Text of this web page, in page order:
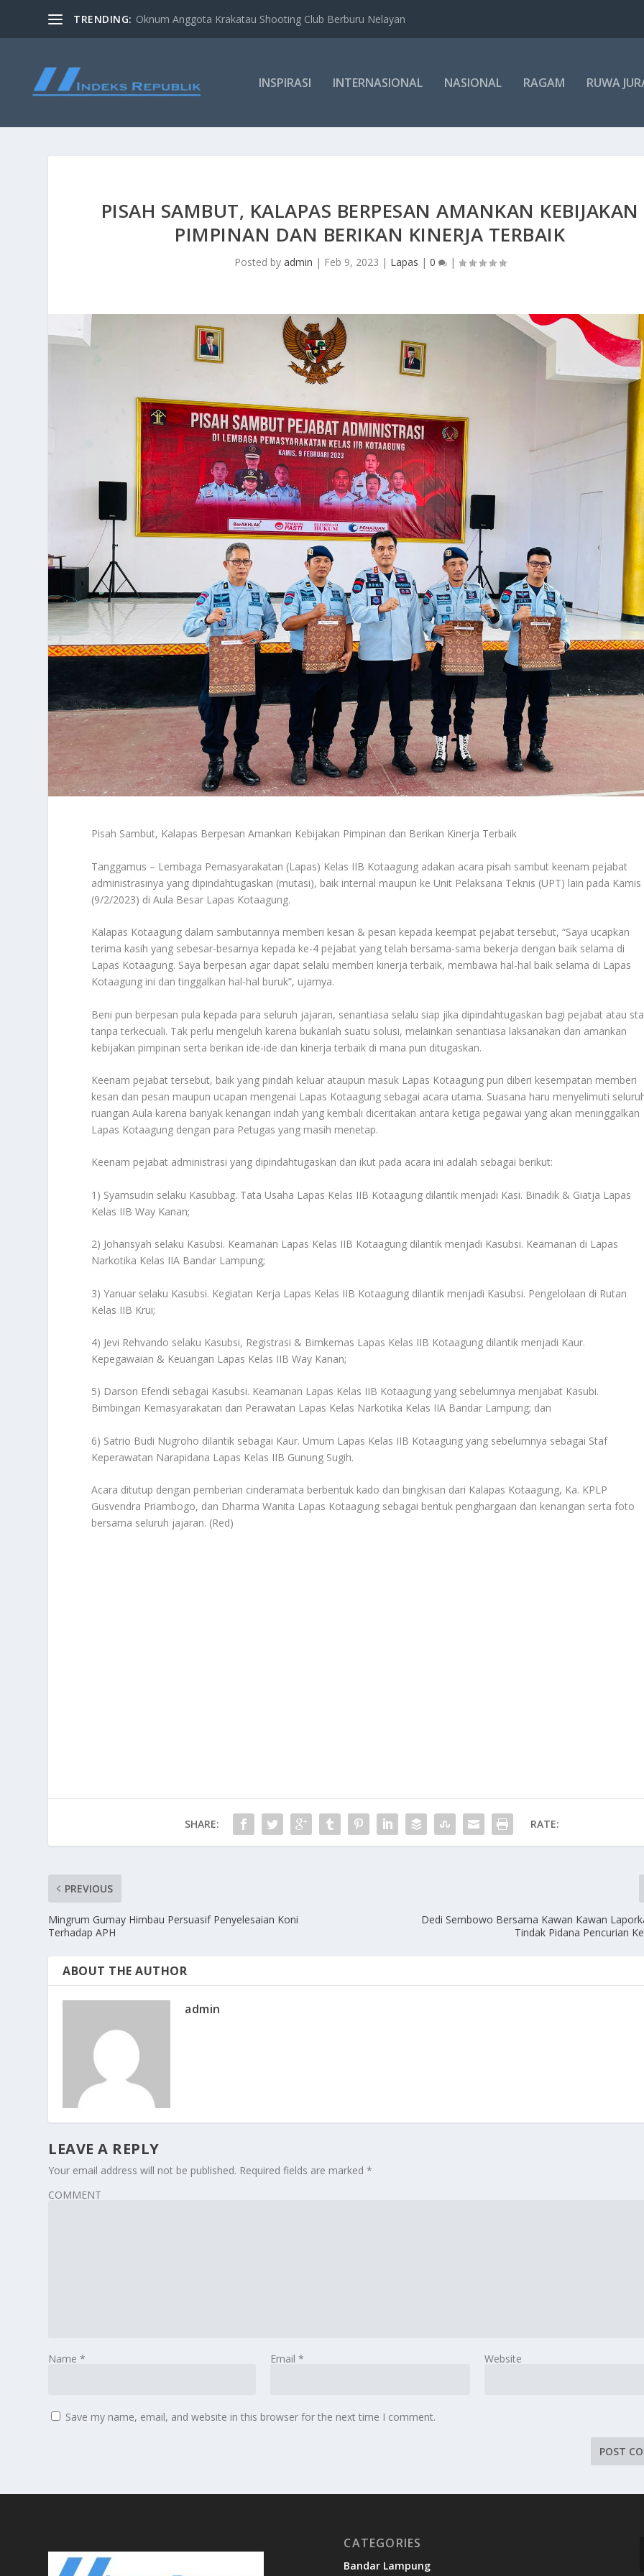
TRENDING: Oknum Anggota Krakatau Shooting Club Berburu Nelayan
INSPIRASI INTERNASIONAL NASIONAL RAGAM RUWA
PISAH SAMBUT, KALAPAS BERPESAN AMANKAN KEBIJAKAN
PIMPINAN DAN BERIKAN KINERJA TERBAIK
Posted by admin | Feb 9, 2023 | Lapas | 0 |
Pisah Sambut, Kalapas Berpesan Amankan Kebijakan Pimpinan dan Berikan Kinerja Terbaik
Tanggamus – Lembaga Pemasyarakatan (Lapas) Kelas IIB Kotaagung adakan acara pisah sambut keenam pejabat
administrasinya yang dipindahtugaskan (mutasi), baik internal maupun ke Unit Pelaksana Teknis (UPT) lain pada Kamis
(9/2/2023) di Aula Besar Lapas Kotaagung.
Kalapas Kotaagung dalam sambutannya memberi kesan & pesan kepada keempat pejabat tersebut, “Saya ucapkan
terima kasih yang sebesar-besarnya kepada ke-4 pejabat yang telah bersama-sama bekerja dengan baik selama di
Lapas Kotaagung. Saya berpesan agar dapat selalu memberi kinerja terbaik, membawa hal-hal baik selama di Lapas
Kotaagung ini dan tinggalkan hal-hal buruk”, ujarnya.
Beni pun berpesan pula kepada para seluruh jajaran, senantiasa selalu siap jika dipindahtugaskan bagi pejabat atau
tanpa terkecuali. Tak perlu mengeluh karena bukanlah suatu solusi, melainkan senantiasa laksanakan dan amankan
kebijakan pimpinan serta berikan ide-ide dan kinerja terbaik di mana pun ditugaskan.
Keenam pejabat tersebut, baik yang pindah keluar ataupun masuk Lapas Kotaagung pun diberi kesempatan memberi
kesan dan pesan maupun ucapan mengenai Lapas Kotaagung sebagai acara utama. Suasana haru menyelimuti
ruangan Aula karena banyak kenangan indah yang kembali diceritakan antara ketiga pegawai yang akan meninggalkan
Lapas Kotaagung dengan para Petugas yang masih menetap.
Keenam pejabat administrasi yang dipindahtugaskan dan ikut pada acara ini adalah sebagai berikut:
1) Syamsudin selaku Kasubbag. Tata Usaha Lapas Kelas IIB Kotaagung dilantik menjadi Kasi. Binadik & Giatja Lapas
Kelas IIB Way Kanan;
2) Johansyah selaku Kasubsi. Keamanan Lapas Kelas IIB Kotaagung dilantik menjadi Kasubsi. Keamanan di Lapas
Narkotika Kelas IIA Bandar Lampung;
3) Yanuar selaku Kasubsi. Kegiatan Kerja Lapas Kelas IIB Kotaagung dilantik menjadi Kasubsi. Pengelolaan di Rutan
Kelas IIB Krui;
4) Jevi Rehvando selaku Kasubsi, Registrasi & Bimkemas Lapas Kelas IIB Kotaagung dilantik menjadi Kaur.
Kepegawaian & Keuangan Lapas Kelas IIB Way Kanan;
5) Darson Efendi sebagai Kasubsi. Keamanan Lapas Kelas IIB Kotaagung yang sebelumnya menjabat Kasubi.
Bimbingan Kemasyarakatan dan Perawatan Lapas Kelas Narkotika Kelas IIA Bandar Lampung; dan
6) Satrio Budi Nugroho dilantik sebagai Kaur. Umum Lapas Kelas IIB Kotaagung yang sebelumnya sebagai Staf
Keperawatan Narapidana Lapas Kelas IIB Gunung Sugih.
Acara ditutup dengan pemberian cinderamata berbentuk kado dan bingkisan dari Kalapas Kotaagung, Ka. KPLP
Gusvendra Priambogo, dan Dharma Wanita Lapas Kotaagung sebagai bentuk penghargaan dan kenangan serta foto
bersama seluruh jajaran. (Red)
SHARE: RATE:
PREVIOUS
Mingrum Gumay Himbau Persuasif Penyelesaian Koni
Terhadap APH
Dedi Sembowo Bersama Kawan Kawan
Tindak Pidana Pencurian
ABOUT THE AUTHOR
admin
LEAVE A REPLY
Your email address will not be published. Required fields are marked*
COMMENT
Name* Email * Website
Save my name, email, and website in this browser for the next time I comment.
CATEGORIES
Bandar Lampung